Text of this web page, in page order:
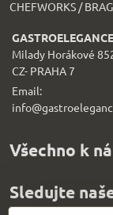
CHEFWORKS /
Milady Horákové
CZ- PRAHA 7
Email:
Všechno k
Sledujte